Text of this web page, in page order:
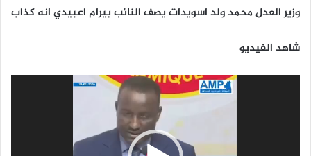
وزير العدل محمد ولد اسويدات يصف النائب بيرام اعبيدي انه كذاب
شاهد الفيديو